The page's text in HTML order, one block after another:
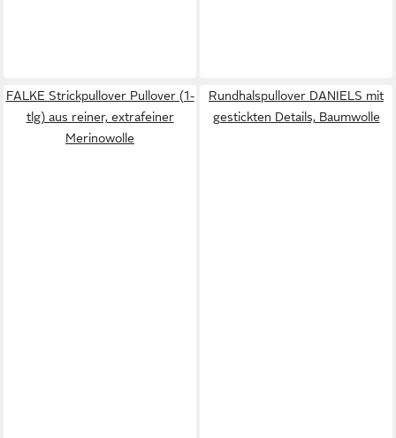
FALKE Strickpullover Pullover (1-
tlg) aus reiner, extrafeiner
Merinowolle
Rundhalspullover DANIELS mit
gestickten Details, Baumwolle